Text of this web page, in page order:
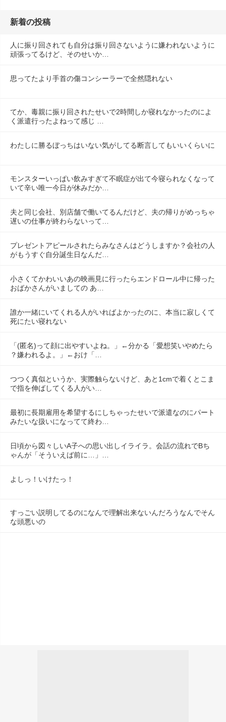
新着の投稿
人に振り回されても自分は振り回さないように嫌われないように
頑張ってるけど、そのせいか…
思ってたより手首の傷コンシーラーで全然隠れない
てか、毒親に振り回されたせいで2時間しか寝れなかったのによ
く派遣行ったよねって感じ …
わたしに勝るぼっちはいない気がしてる断言してもいいくらいに
モンスターいっぱい飲みすぎて不眠症が出て今寝られなくなって
いて辛い唯一今日が休みだか…
夫と同じ会社、別店舗で働いてるんだけど、夫の帰りがめっちゃ
遅いの仕事が終わらないって…
プレゼントアピールされたらみなさんはどうしますか？会社の人
がもうすぐ自分誕生日なんだ…
小さくてかわいいあの映画見に行ったらエンドロール中に帰った
おばかさんがいましての あ…
誰か一緒にいてくれる人がいればよかったのに、本当に寂しくて
死にたい寝れない
「(匿名)って顔に出やすいよね。」←分かる「愛想笑いやめたら
？嫌われるよ。」←おけ「…
つつく真似というか、実際触らないけど、あと1cmで着くとこま
で指を伸ばしてくる人がい…
最初に長期雇用を希望するにしちゃったせいで派遣なのにパート
みたいな扱いになってて終わ…
日頃から図々しいA子への思い出しイライラ。会話の流れでBち
ゃんが「そういえば前に…」…
よしっ！いけたっ！
すっごい説明してるのになんで理解出来ないんだろうなんでそん
な頭悪いの